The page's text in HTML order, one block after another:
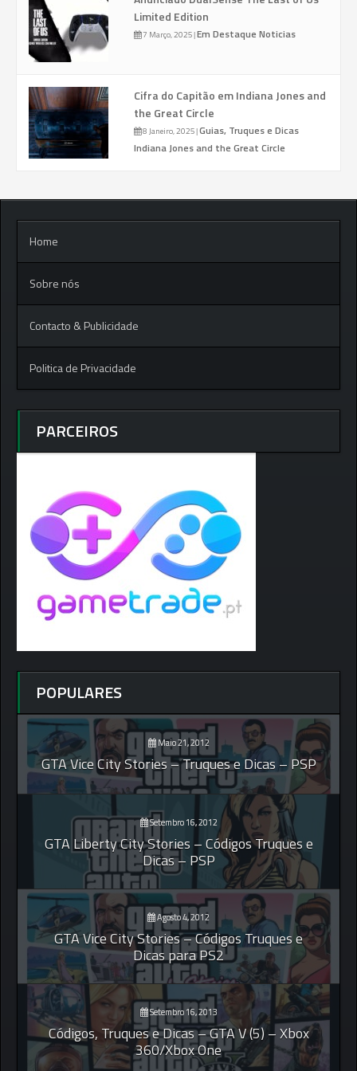
Limited Edition
7 Março, 2025|Em Destaque Noticias
Cifra do Capitão em Indiana Jones and
the Great Circle
8 Janeiro, 2025|Guias, Truques e Dicas
Indiana Jones and the Great Circle
Home
Sobre nós
Contacto & Publicidade
Politica de Privacidade
PARCEIROS
POPULARES
Maio 21, 2012
GTA Vice City Stories – Truques e Dicas – PSP
Setembro 16, 2012
GTA Liberty City Stories – Códigos Truques e
Dicas – PSP
Agosto 4, 2012
GTA Vice City Stories – Códigos Truques e
Dicas para PS2
Setembro 16, 2013
Códigos, Truques e Dicas – GTA V (5) – Xbox
360/Xbox One